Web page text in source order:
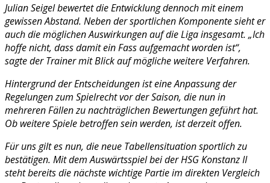
Julian Seigel bewertet die Entwicklung dennoch mit einem
gewissen Abstand. Neben der sportlichen Komponente sieht er
auch die möglichen Auswirkungen auf die Liga insgesamt. „Ich
hoffe nicht, dass damit ein Fass aufgemacht worden ist“,
sagte der Trainer mit Blick auf mögliche weitere Verfahren.
Hintergrund der Entscheidungen ist eine Anpassung der
Regelungen zum Spielrecht vor der Saison, die nun in
mehreren Fällen zu nachträglichen Bewertungen geführt hat.
Ob weitere Spiele betroffen sein werden, ist derzeit offen.
Für uns gilt es nun, die neue Tabellensituation sportlich zu
bestätigen. Mit dem Auswärtsspiel bei der HSG Konstanz II
steht bereits die nächste wichtige Partie im direkten Vergleich